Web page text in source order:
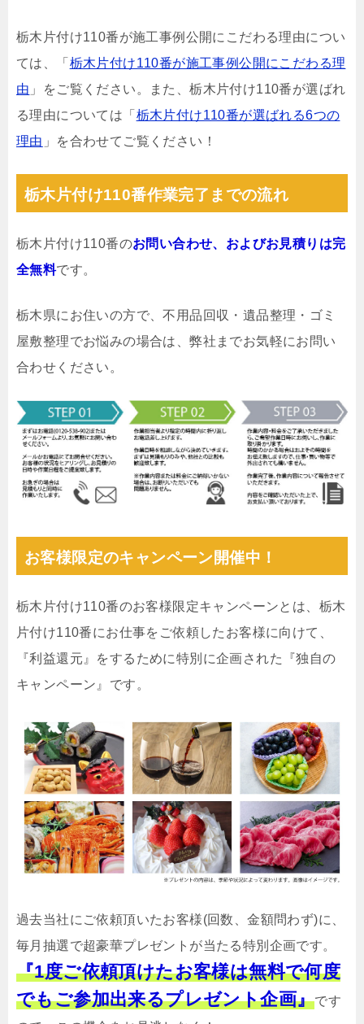
栃木片付け110番が施工事例公開にこだわる理由につい
ては、「 栃木片付け110番が施工事例公開にこだわる理
由 」をご覧ください。また、栃木片付け110番が選ばれ
る理由については「 栃木片付け110番が選ばれる6つの
理由 」を合わせてご覧ください！
栃木片付け110番作業完了までの流れ
栃木片付け110番のお問い合わせ、およびお見積りは完
全無料です。
栃木県にお住いの方で、不用品回収・遺品整理・ゴミ
屋敷整理でお悩みの場合は、弊社までお気軽にお問い
合わせください。
お客様限定のキャンペーン開催中！
栃木片付け110番のお客様限定キャンペーンとは、栃木
片付け110番にお仕事をご依頼したお客様に向けて、
『利益還元』をするために特別に企画された『独自の
キャンペーン』です。
過去当社にご依頼頂いたお客様(回数、金額問わず)に、
毎月抽選で超豪華プレゼントが当たる特別企画です。
『1度ご依頼頂けたお客様は無料で何度
でもご参加出来るプレゼント企画』です